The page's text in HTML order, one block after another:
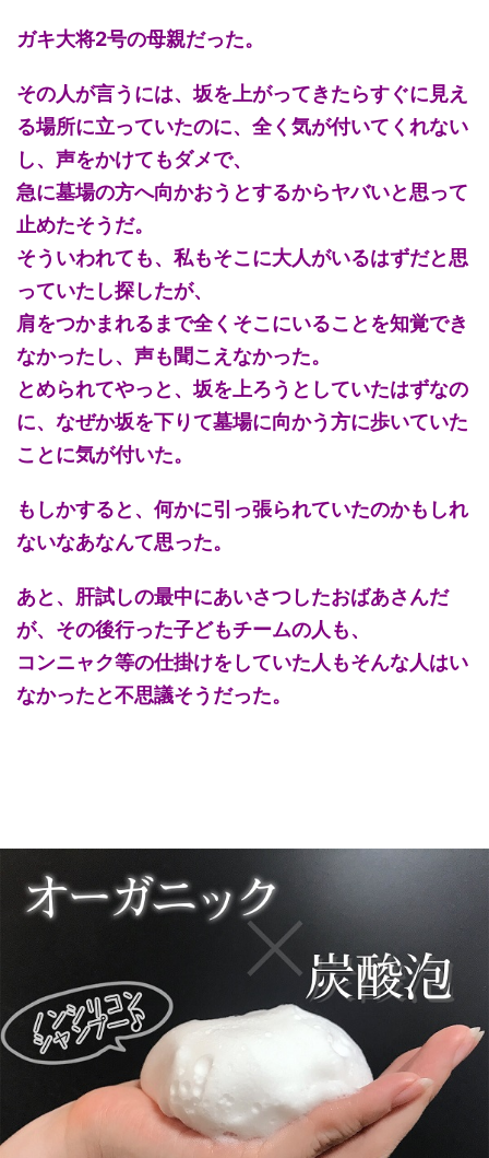
ガキ大将2号の母親だった。
その人が言うには、坂を上がってきたらすぐに見え
る場所に立っていたのに、全く気が付いてくれない
し、声をかけてもダメで、
急に墓場の方へ向かおうとするからヤバいと思って
止めたそうだ。
そういわれても、私もそこに大人がいるはずだと思
っていたし探したが、
肩をつかまれるまで全くそこにいることを知覚でき
なかったし、声も聞こえなかった。
とめられてやっと、坂を上ろうとしていたはずなの
に、なぜか坂を下りて墓場に向かう方に歩いていた
ことに気が付いた。
もしかすると、何かに引っ張られていたのかもしれ
ないなあなんて思った。
あと、肝試しの最中にあいさつしたおばあさんだ
が、その後行った子どもチームの人も、
コンニャク等の仕掛けをしていた人もそんな人はい
なかったと不思議そうだった。